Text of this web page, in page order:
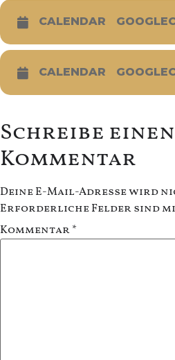
CALENDAR
CALENDAR
Schreibe einen
Kommentar
Deine E-Mail-Adresse wird
Erforderliche Felder sind
Kommentar*